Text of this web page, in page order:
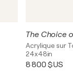
The Choice
Acrylique sur
24x48in
8 800 $US